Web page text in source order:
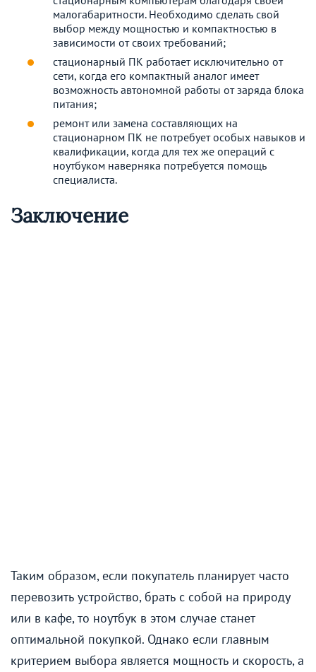
малогабаритности. Необходимо сделать свой
выбор между мощностью и компактностью в
зависимости от своих требований;
стационарный ПК работает исключительно от
сети, когда его компактный аналог имеет
возможность автономной работы от заряда блока
питания;
ремонт или замена составляющих на
стационарном ПК не потребует особых навыков и
квалификации, когда для тех же операций с
ноутбуком наверняка потребуется помощь
специалиста.
Заключение
Таким образом, если покупатель планирует часто
перевозить устройство, брать с собой на природу
или в кафе, то ноутбук в этом случае станет
оптимальной покупкой. Однако если главным
критерием выбора является мощность и скорость, а